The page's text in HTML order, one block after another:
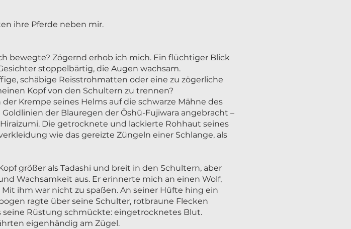
ihre Pferde neben mir.
bewegte? Zögernd erhob ich mich. Ein flüchtiger Blick
stoppelbärtig, die Augen wachsam.
schäbige Reisstrohmatten oder eine zu zögerliche
Kopf von den Schultern zu trennen?
Krempe seines Helms auf die schwarze Mähne des
der Blauregen der Ōshū-Fujiwara angebracht –
Die getrocknete und lackierte Rohhaut seines
wie das gereizte Züngeln einer Schlange, als
größer als Tadashi und breit in den Schultern, aber
Wachsamkeit aus. Er erinnerte mich an einen Wolf,
ihm war nicht zu spaßen. An seiner Hüfte hing ein
ragte über seine Schulter, rotbraune Flecken
Rüstung schmückte: eingetrocknetes Blut.
eigenhändig am Zügel.